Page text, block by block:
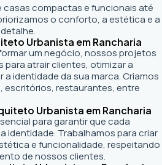
casas compactas e funcionais até
o conforto, a estética e a
Urbanista em Rancharia
um negócio, nossos projetos
atrair clientes, otimizar a
identidade da sua marca. Criamos
escritórios, restaurantes, entre
Urbanista em Rancharia
para garantir que cada
identidade. Trabalhamos para criar
e funcionalidade, respeitando
de nossos clientes.